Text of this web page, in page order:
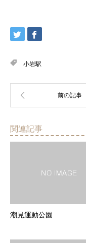
小岩駅
関連記事
潮見運動公園